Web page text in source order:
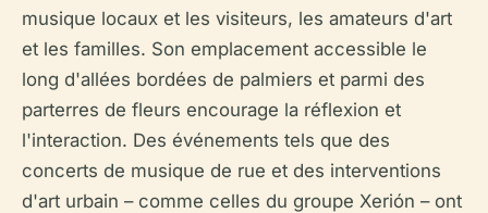
musique locaux et les visiteurs, les amateurs d'art
et les familles. Son emplacement accessible le
long d'allées bordées de palmiers et parmi des
parterres de fleurs encourage la réflexion et
l'interaction. Des événements tels que des
concerts de musique de rue et des interventions
d'art urbain – comme celles du groupe Xerión – ont